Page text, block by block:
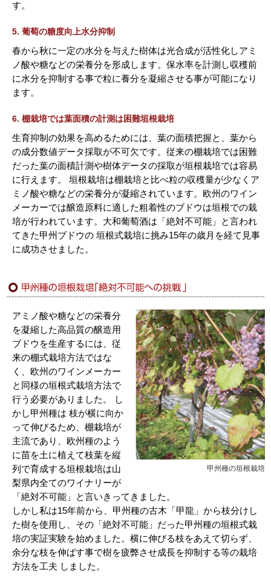
す。
5. 葡萄の糖度向上水分抑制
春から秋に一定の水分を与えた樹体は光合成が活性化しアミ
ノ酸や糖などの栄養分を形成します。保水率を計測し収穫前
に水分を抑制する事で粒に養分を凝縮させる事が可能になり
ます。
6. 棚栽培では葉面積の計測は困難垣根栽培
生育抑制の効果を高めるためには、葉の面積把握と、葉から
の成分数値データ採取が不可欠です。従来の棚栽培では困難
だった葉の面積計測や樹体データの採取が垣根栽培では容易
に行えます。 垣根栽培は棚栽培と比べ粒の収穫量が少なくア
ミノ酸や糖などの栄養分が凝縮されています。欧州のワイン
メーカーでは醸造原料に適した粗着性のブドウは垣根での栽
培が行われています。大和葡萄酒は「絶対不可能」と言われ
てきた甲州ブドウの 垣根式栽培に挑み15年の歳月を経て見事
に成功させました。
甲州種の垣根栽培
アミノ酸や糖などの栄養分
を凝縮した高品質の醸造用
ブドウを生産するには、従
来の棚式栽培方法ではな
く、欧州のワインメーカー
と同様の垣根式栽培方法で
行う必要がありました。 し
かし甲州種は 枝が横に向か
って伸びるため、棚栽培が
主流であり、欧州種のよう
に苗を土に植えて枝葉を縦
列で育成する垣根栽培は山
梨県内全てのワイナリーが
「絶対不可能」と言いきってきました。
しかし私は15年前から、甲州種の古木「甲龍」から枝分けし
た樹を使用し、その「絶対不可能」だった甲州種の垣根式栽
培の実証実験を始めました。横に伸びる枝をあえて切らず、
余分な枝を伸ばす事で樹を疲弊させ成長を抑制する等の栽培
方法を工夫 しました。